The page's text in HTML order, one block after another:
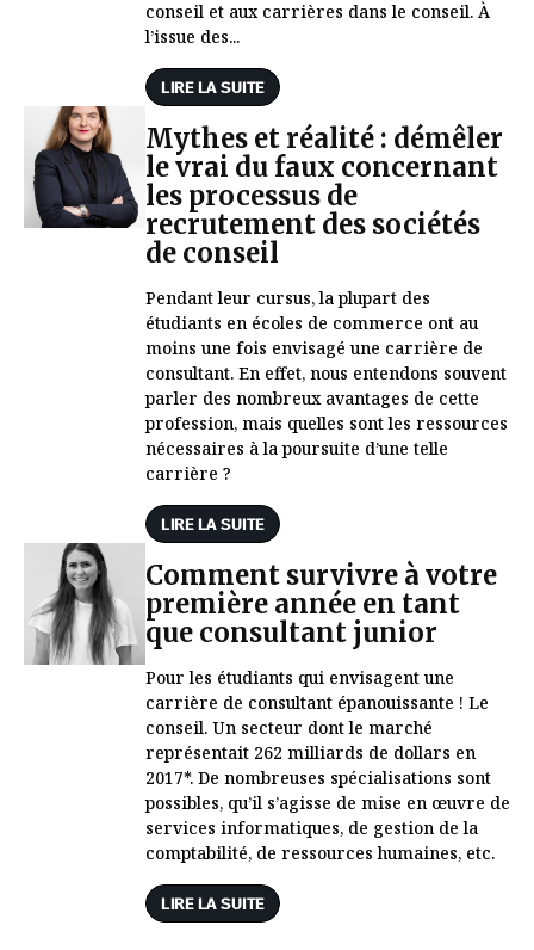
conseil et aux carrières dans le conseil. À
l’issue des...
LIRE LA SUITE
Mythes et réalité : démêler
le vrai du faux concernant
les processus de
recrutement des sociétés
de conseil
Pendant leur cursus, la plupart des
étudiants en écoles de commerce ont au
moins une fois envisagé une carrière de
consultant. En effet, nous entendons souvent
parler des nombreux avantages de cette
profession, mais quelles sont les ressources
nécessaires à la poursuite d’une telle
carrière ?
LIRE LA SUITE
Comment survivre à votre
première année en tant
que consultant junior
Pour les étudiants qui envisagent une
carrière de consultant épanouissante ! Le
conseil. Un secteur dont le marché
représentait 262 milliards de dollars en
2017*. De nombreuses spécialisations sont
possibles, qu’il s’agisse de mise en œuvre de
services informatiques, de gestion de la
comptabilité, de ressources humaines, etc.
LIRE LA SUITE